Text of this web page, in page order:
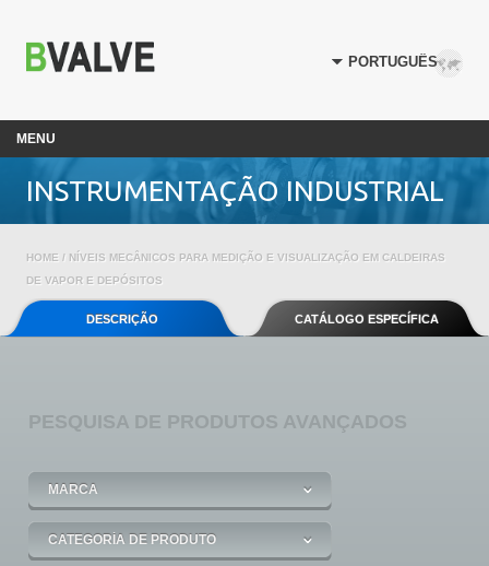
MENU
INSTRUMENTAÇÃO INDUSTRIAL
HOME / NÍVEIS MECÂNICOS PARA MEDIÇÃO E VISUALIZAÇÃO EM CALDEIRAS
DE VAPOR E DEPÓSITOS
DESCRIÇÃO CATÁLOGO ESPECÍFICA
PESQUISA DE PRODUTOS AVANÇADOS